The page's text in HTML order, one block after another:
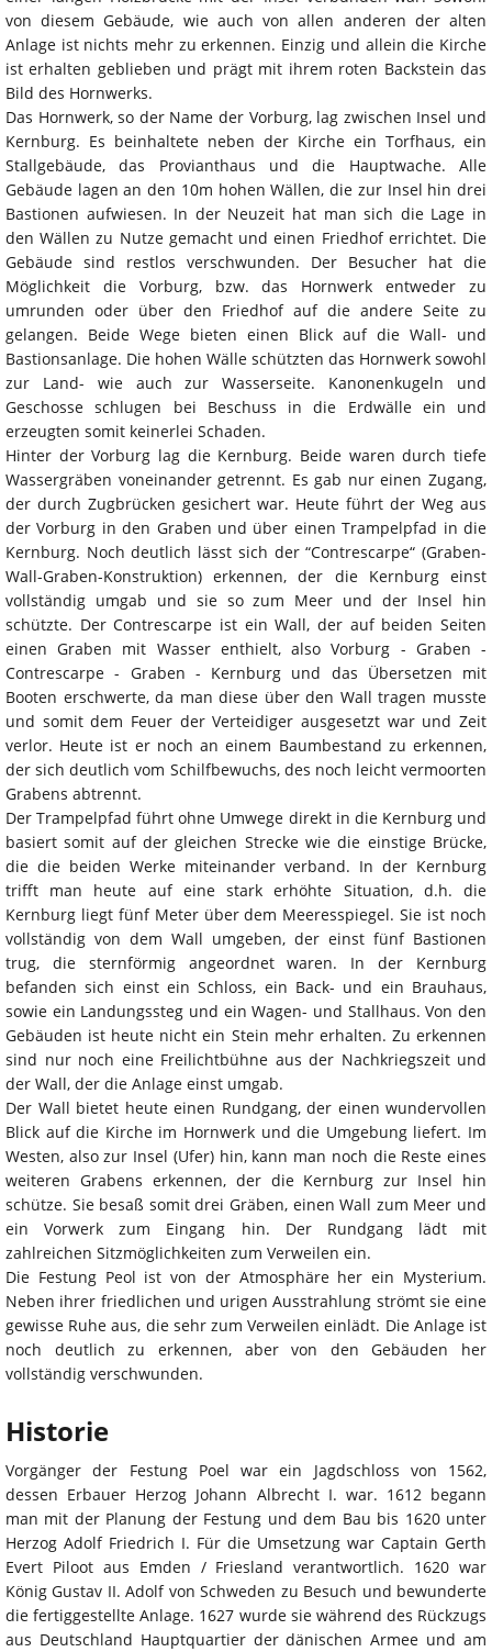
von diesem Gebäude, wie auch von allen anderen der alten
Anlage ist nichts mehr zu erkennen. Einzig und allein die Kirche
ist erhalten geblieben und prägt mit ihrem roten Backstein das
Bild des Hornwerks.
Das Hornwerk, so der Name der Vorburg, lag zwischen Insel und
Kernburg. Es beinhaltete neben der Kirche ein Torfhaus, ein
Stallgebäude, das Provianthaus und die Hauptwache. Alle
Gebäude lagen an den 10m hohen Wällen, die zur Insel hin drei
Bastionen aufwiesen. In der Neuzeit hat man sich die Lage in
den Wällen zu Nutze gemacht und einen Friedhof errichtet. Die
Gebäude sind restlos verschwunden. Der Besucher hat die
Möglichkeit die Vorburg, bzw. das Hornwerk entweder zu
umrunden oder über den Friedhof auf die andere Seite zu
gelangen. Beide Wege bieten einen Blick auf die Wall- und
Bastionsanlage. Die hohen Wälle schützten das Hornwerk sowohl
zur Land- wie auch zur Wasserseite. Kanonenkugeln und
Geschosse schlugen bei Beschuss in die Erdwälle ein und
erzeugten somit keinerlei Schaden.
Hinter der Vorburg lag die Kernburg. Beide waren durch tiefe
Wassergräben voneinander getrennt. Es gab nur einen Zugang,
der durch Zugbrücken gesichert war. Heute führt der Weg aus
der Vorburg in den Graben und über einen Trampelpfad in die
Kernburg. Noch deutlich lässt sich der “Contrescarpe“ (Graben-
Wall-Graben-Konstruktion) erkennen, der die Kernburg einst
vollständig umgab und sie so zum Meer und der Insel hin
schützte. Der Contrescarpe ist ein Wall, der auf beiden Seiten
einen Graben mit Wasser enthielt, also Vorburg - Graben -
Contrescarpe - Graben - Kernburg und das Übersetzen mit
Booten erschwerte, da man diese über den Wall tragen musste
und somit dem Feuer der Verteidiger ausgesetzt war und Zeit
verlor. Heute ist er noch an einem Baumbestand zu erkennen,
der sich deutlich vom Schilfbewuchs, des noch leicht vermoorten
Grabens abtrennt.
Der Trampelpfad führt ohne Umwege direkt in die Kernburg und
basiert somit auf der gleichen Strecke wie die einstige Brücke,
die die beiden Werke miteinander verband. In der Kernburg
trifft man heute auf eine stark erhöhte Situation, d.h. die
Kernburg liegt fünf Meter über dem Meeresspiegel. Sie ist noch
vollständig von dem Wall umgeben, der einst fünf Bastionen
trug, die sternförmig angeordnet waren. In der Kernburg
befanden sich einst ein Schloss, ein Back- und ein Brauhaus,
sowie ein Landungssteg und ein Wagen- und Stallhaus. Von den
Gebäuden ist heute nicht ein Stein mehr erhalten. Zu erkennen
sind nur noch eine Freilichtbühne aus der Nachkriegszeit und
der Wall, der die Anlage einst umgab.
Der Wall bietet heute einen Rundgang, der einen wundervollen
Blick auf die Kirche im Hornwerk und die Umgebung liefert. Im
Westen, also zur Insel (Ufer) hin, kann man noch die Reste eines
weiteren Grabens erkennen, der die Kernburg zur Insel hin
schütze. Sie besaß somit drei Gräben, einen Wall zum Meer und
ein Vorwerk zum Eingang hin. Der Rundgang lädt mit
zahlreichen Sitzmöglichkeiten zum Verweilen ein.
Die Festung Peol ist von der Atmosphäre her ein Mysterium.
Neben ihrer friedlichen und urigen Ausstrahlung strömt sie eine
gewisse Ruhe aus, die sehr zum Verweilen einlädt. Die Anlage ist
noch deutlich zu erkennen, aber von den Gebäuden her
vollständig verschwunden.
Historie
Vorgänger der Festung Poel war ein Jagdschloss von 1562,
dessen Erbauer Herzog Johann Albrecht I. war. 1612 begann
man mit der Planung der Festung und dem Bau bis 1620 unter
Herzog Adolf Friedrich I. Für die Umsetzung war Captain Gerth
Evert Piloot aus Emden / Friesland verantwortlich. 1620 war
König Gustav II. Adolf von Schweden zu Besuch und bewunderte
die fertiggestellte Anlage. 1627 wurde sie während des Rückzugs
aus Deutschland Hauptquartier der dänischen Armee und am